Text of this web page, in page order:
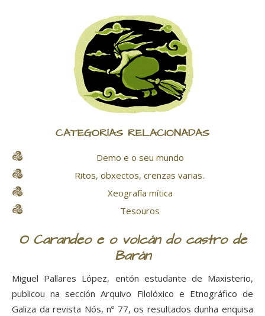
CATEGORÍAS RELACIONADAS
Demo e o seu mundo
Ritos, obxectos, crenzas varias..
Xeografía mítica
Tesouros
O Carandeo e o volcán do castro de
Barán
Miguel Pallares López, entón estudante de Maxisterio,
publicou na sección Arquivo Filolóxico e Etnográfico de
Galiza da revista Nós, nº 77, os resultados dunha enquisa